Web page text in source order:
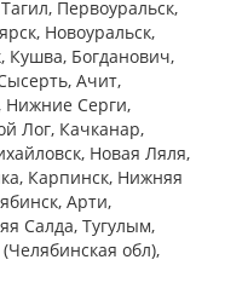
1 980,00
300 мг № 100)
Дойчленд
Спешиалти
Рико,США
3 760,00
300 мг № 50)
Венгрия Гедеон
Первоуральск,
Новоуральск,
Кушва, Богданович,
Ачит,
Нижние Cерги,
Лог, Качканар,
Новая Ляля,
Карпинск, Нижняя
Арти,
Салда, Тугулым,
обл),